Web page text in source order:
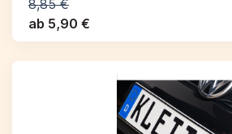
8,85 €
ab 5,90 €